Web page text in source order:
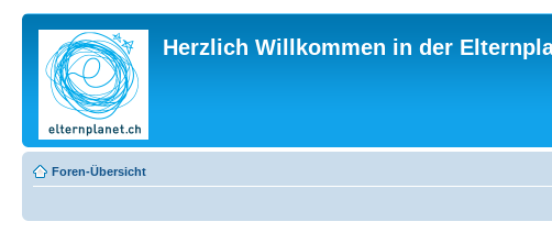
Herzlich Willkommen in der
Foren-Übersicht